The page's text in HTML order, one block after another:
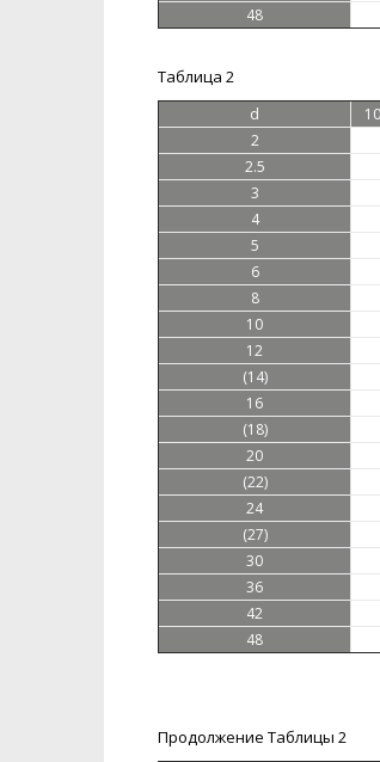
48
Таблица 2
d 10
2
2.5
3
4
5
6
8
10
12
(14)
16
(18)
20
(22)
24
(27)
30
36
42
48
Продолжение Таблицы 2